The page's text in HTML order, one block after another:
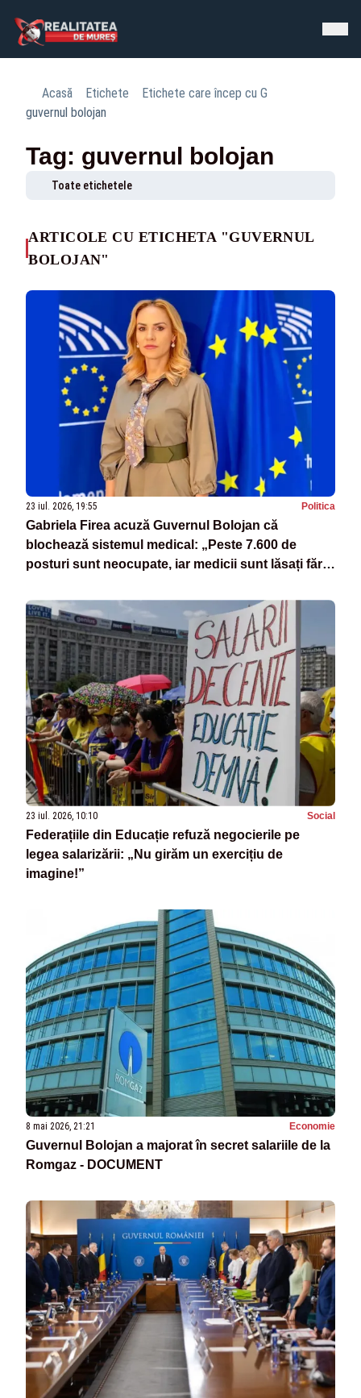
Acasă Etichete
Etichete care încep cu G
guvernul bolojan
Tag: guvernul bolojan
Toate etichetele
ARTICOLE CU ETICHETA "GUVERNUL
BOLOJAN"
23 iul. 2026, 19:55 Politica
Gabriela Firea acuză Guvernul Bolojan că
blochează sistemul medical: „Peste 7.600 de
posturi sunt neocupate, iar medicii sunt lăsați fără
23 iul. 2026, 10:10 Social
Federațiile din Educație refuză negocierile pe
legea salarizării: „Nu girăm un exercițiu de
imagine!”
8 mai 2026, 21:21 Economie
Guvernul Bolojan a majorat în secret salariile de la
Romgaz - DOCUMENT